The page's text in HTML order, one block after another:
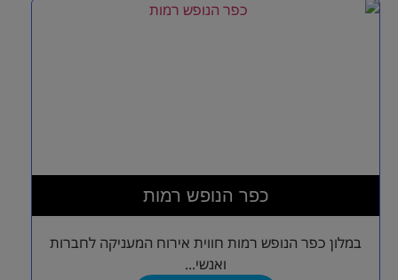
כפר הנופש רמות
במלון כפר הנופש רמות חווית אירוח המעניקה לחברות
ואנשי...